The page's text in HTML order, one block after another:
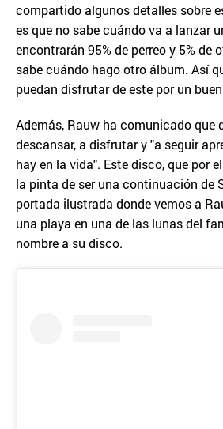
compartido algunos detalles sobre
es que no sabe cuándo va a lanzar
encontrarán 95% de perreo y 5% de
sabe cuándo hago otro álbum. Así
puedan disfrutar de este por un
Además, Rauw ha comunicado que
descansar, a disfrutar y "a seguir
hay en la vida". Este disco, que por
la pinta de ser una continuación de
portada ilustrada donde vemos a
una playa en una de las lunas del
nombre a su disco.